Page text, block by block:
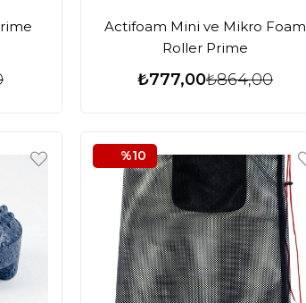
Actifoam Mini ve Mikro Foam
Roller Prime
₺777,00₺864,00
%10